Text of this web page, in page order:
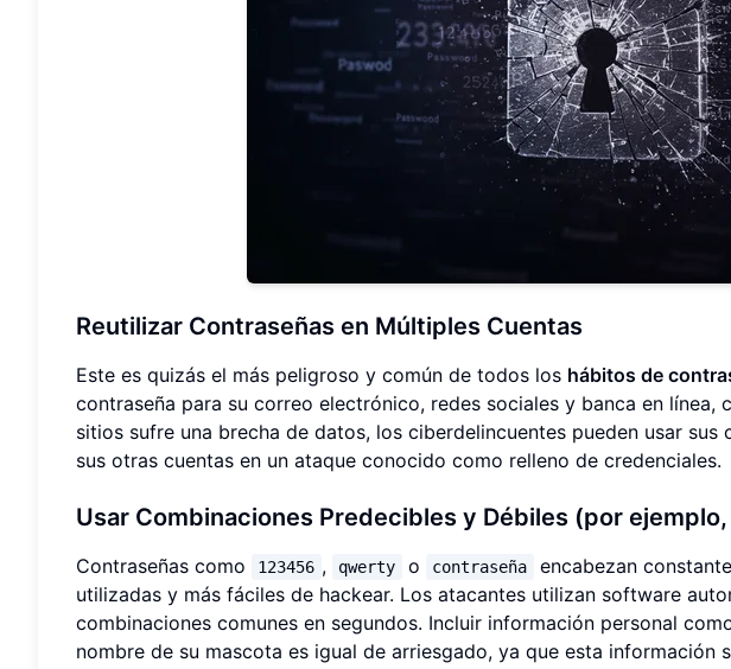
Reutilizar Contraseñas en Múltiples Cuentas
Este es quizás el más peligroso y común de todos los hábitos de
contraseña para su correo electrónico, redes sociales y banca en línea,
sitios sufre una brecha de datos, los ciberdelincuentes pueden usar
sus otras cuentas en un ataque conocido como relleno de credenciales.
Usar Combinaciones Predecibles y Débiles (por
Contraseñas como 123456 , qwerty o contraseña
encabezan
utilizadas y más fáciles de hackear. Los atacantes utilizan software
combinaciones comunes en segundos. Incluir información personal
nombre de su mascota es igual de arriesgado, ya que esta información